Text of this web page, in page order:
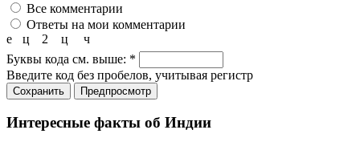
Все комментарии
Ответы на мои комментарии
ч
е ц 2
ц
Буквы кода см. выше: *
Введите код без пробелов, учитывая регистр
Интересные факты об Индии